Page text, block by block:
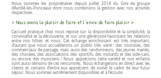
Nous sommes les propriétaires depuis juillet 2018 du Gite de groupe
d’Avrillé-les-Ponceaux dont nous combinons la gestion avec nos activités
respectives.
« Nous avons le plaisir de faire et l’envie de faire plaisir »
L’accueil pratiqué chez nous repose sur la disponibilité et la simplicité, la
convivialité et la découverte, et sur une générosité favorisant les relations
entre nos hôtes et nous. Cet échange enrichissant est très important,
d’autant que nous accueillerons un public très varié : des touristes, des
commerciaux de passage, mais aussi des randonneurs, des jeunes mariés,
des chorales, des associations, des sportifs, des motards et des side-cars,
ou encore des musiciens ! Nous apprécions cette variété et nos enfants
sont aussi témoins de ces rencontres. Nous échangerons en direct avec les
clients et certains d’entre eux apprécient de visiter le cadre de leur futur
séjour. Nous sommes extrêmement disponibles et à l’écoute.